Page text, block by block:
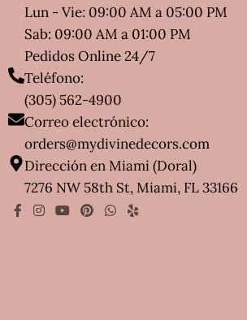
Lun - Vie: 09:00 AM a 05:00 PM
Sab: 09:00 AM a 01:00 PM
Pedidos Online 24/7
Teléfono:
(305) 562-4900
Correo electrónico:
orders@mydivinedecors.com
Dirección en Miami (Doral)
7276 NW 58th St, Miami, FL 33166